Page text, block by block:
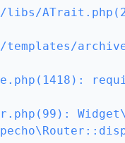
libs/
templates/